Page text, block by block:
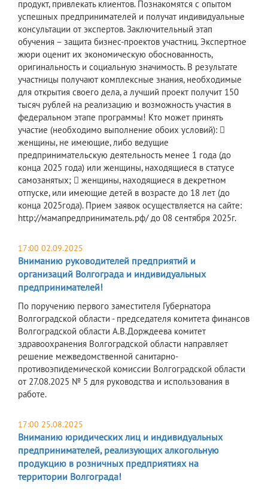
продукт, привлекать клиентов. Познакомятся с опытом
успешных предпринимателей и получат индивидуальные
консультации от экспертов. Заключительный этап
обучения – защита бизнес-проектов участниц. Экспертное
жюри оценит их экономическую обоснованность,
оригинальность и социальную значимость. В результате
участницы получают комплексные знания, необходимые
для открытия своего дела, а лучший проект получит 150
тысяч рублей на реализацию и возможность участия в
федеральном этапе программы! Кто может принять
участие (необходимо выполнение обоих условий): 
женщины, не имеющие, либо ведущие
предпринимательскую деятельность менее 1 года (до
конца 2025 года) или женщины, находящиеся в статусе
самозанятых;  женщины, находящиеся в декретном
отпуске, или имеющие детей в возрасте до 18 лет (до
конца 2025года). Прием заявок осуществляется на сайте:
http://мамапредприниматель.рф/ до 08 сентября 2025г.
17:00 02.09.2025
Вниманию руководителей предприятий и
организаций Волгограда и индивидуальных
предпринимателей!
По поручению первого заместителя Губернатора
Волгоградской области - председателя комитета финансов
Волгоградской области А.В.Дорждеева комитет
здравоохранения Волгоградской области направляет
решение межведомственной санитарно-
противоэпидемической комиссии Волгоградской области
от 27.08.2025 № 5 для руководства и использования в
работе.
17:00 25.08.2025
Вниманию юридических лиц и индивидуальных
предпринимателей, реализующих алкогольную
продукцию в розничных предприятиях на
территории Волгограда!